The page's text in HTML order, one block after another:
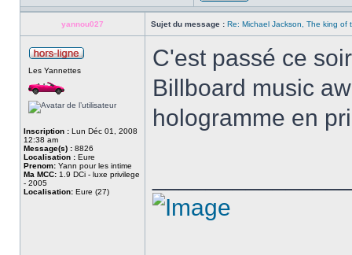
yannou027 Sujet du message : Re: Michael Jackson, The king of
Les Yannettes
Inscription : Lun Déc 01, 2008
12:38 am
Message(s) : 8826
Localisation : Eure
Prenom: Yann pour les intime
Ma MCC: 1.9 DCi - luxe privilege
- 2005
Localisation: Eure (27)
C'est passé ce
Billboard music
hologramme en